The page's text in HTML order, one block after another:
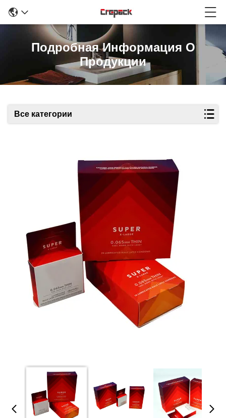
Подробная Информация О
Продукции
Все категории